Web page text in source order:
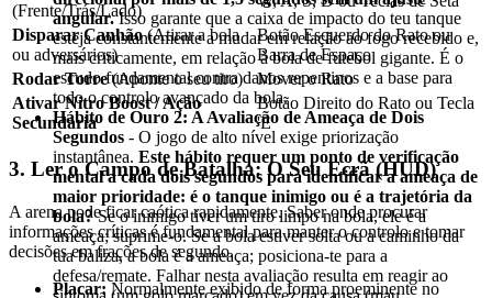
(Frente/Trás/Lado)
Disparar Canhão(Atirar a bola
ou adversários)
Botão Esquerdo do Rato ou
Barra de Espaço
Rodar Torre(Aponte o seu tiro)
Mover o Rato
Ativar Nitro Boost / Ação
Secundária
Botão Direito do Rato ou Tecla
'E'
3. Ler o Campo de Batalha: O Seu Ecrã (HUD)
A arena pode ficar caótica rapidamente. Saber onde procurar
informações críticas é fundamental para manter o controlo e tomar
decisões em frações de segundo.
Placar: Normalmente exibido de forma proeminente no
angular.Isso garante que a caixa de impacto do teu tanque
esteja constantemente a mudar em relação ao fogo recebido e,
mais criticamente, em relação à bola de futebol gigante. É o
escudo fundamental contra danos repentinos e a base para
todo o controlo avançado da bola.
Hábito de Ouro 2: A Avaliação de Ameaça de Dois
Segundos - O jogo de alto nível exige priorização
instantânea. Este hábito requer um ponto de verificação
mental a cada dois segundos para identificar a ameaça de
maior prioridade: é o tanque inimigo ou é a trajetória da
bola?Se o inimigo tiver um tiro limpo na bola, ele é a
ameaça; suprime-o. Se a bola estiver solta ou a caminho da
tua baliza, a bola é a ameaça; posiciona-te para a
defesa/remate. Falhar nesta avaliação resulta em reagir ao